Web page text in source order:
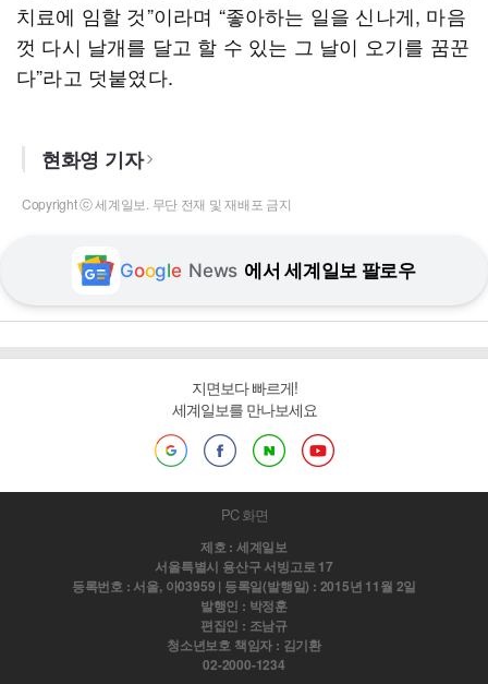
치료에 임할 것”이라며 “좋아하는 일을 신나게, 마음
껏 다시 날개를 달고 할 수 있는 그 날이 오기를 꿈꾼
다”라고 덧붙였다.
현화영 기자
Copyright ⓒ 세계일보. 무단 전재 및 재배포 금지
Google News 에서 세계일보 팔로우
지면보다 빠르게!
세계일보를 만나보세요
PC 화면
제호 : 세계일보
서울특별시 용산구 서빙고로 17
등록번호 : 서울, 아03959 | 등록일(발행일) : 2015년 11월 2일
발행인 : 박정훈
편집인 : 조남규
청소년보호 책임자 : 김기환
02-2000-1234